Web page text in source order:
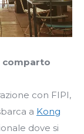
comparto
con FIPI,
a Kong
dove si